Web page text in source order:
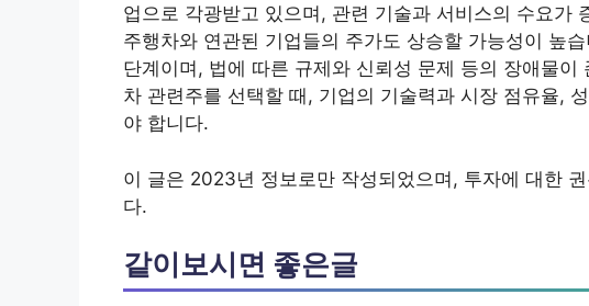
업으로 각광받고 있으며, 관련 기술과 서비스의 수요가
주행차와 연관된 기업들의 주가도 상승할 가능성이 높
단계이며, 법에 따른 규제와 신뢰성 문제 등의 장애물이
차 관련주를 선택할 때, 기업의 기술력과 시장 점유율,
야 합니다.
이 글은 2023년 정보로만 작성되었으며, 투자에 대한
다.
같이보시면 좋은글